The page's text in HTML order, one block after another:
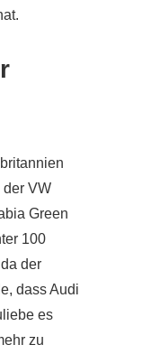
der VW
Green
100
der
dass Audi
es
zu